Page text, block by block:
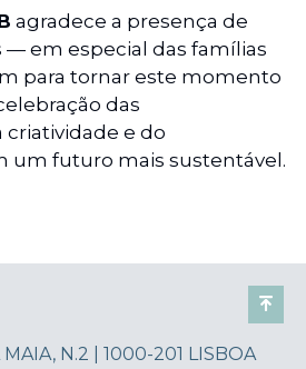
agradece a presença de
— em especial das famílias
para tornar este momento
das
criatividade e do
um futuro mais sustentável.
N.2 | 1000-201 LISBOA